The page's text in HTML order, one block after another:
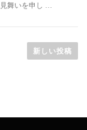
舞いを申し …
新しい投稿